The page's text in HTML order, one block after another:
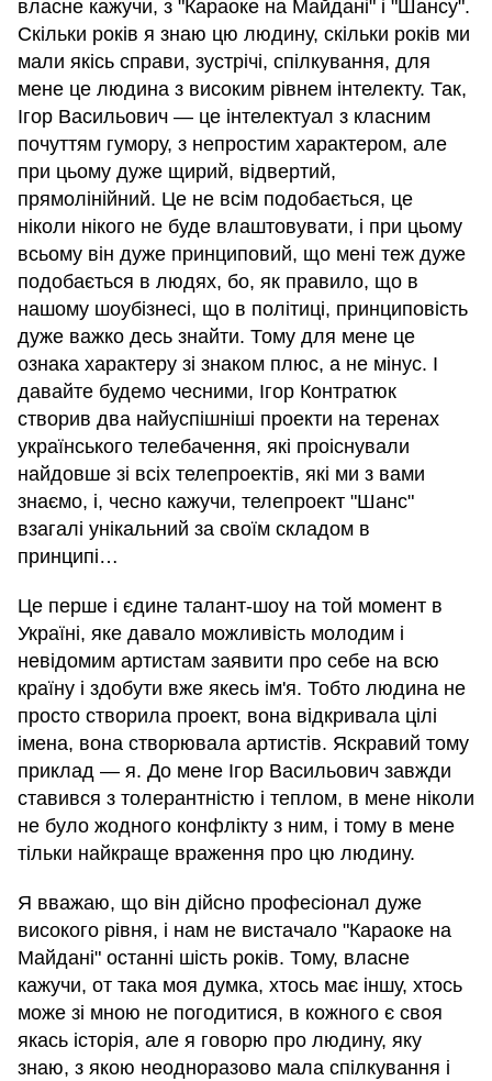
власне кажучи, з "Караоке на Майдані" і "Шансу".
Скільки років я знаю цю людину, скільки років ми
мали якісь справи, зустрічі, спілкування, для
мене це людина з високим рівнем інтелекту. Так,
Ігор Васильович — це інтелектуал з класним
почуттям гумору, з непростим характером, але
при цьому дуже щирий, відвертий,
прямолінійний. Це не всім подобається, це
ніколи нікого не буде влаштовувати, і при цьому
всьому він дуже принциповий, що мені теж дуже
подобається в людях, бо, як правило, що в
нашому шоубізнесі, що в політиці, принциповість
дуже важко десь знайти. Тому для мене це
ознака характеру зі знаком плюс, а не мінус. І
давайте будемо чесними, Ігор Контратюк
створив два найуспішніші проекти на теренах
українського телебачення, які проіснували
найдовше зі всіх телепроектів, які ми з вами
знаємо, і, чесно кажучи, телепроект "Шанс"
взагалі унікальний за своїм складом в
принципі…
Це перше і єдине талант-шоу на той момент в
Україні, яке давало можливість молодим і
невідомим артистам заявити про себе на всю
країну і здобути вже якесь ім'я. Тобто людина не
просто створила проект, вона відкривала цілі
імена, вона створювала артистів. Яскравий тому
приклад — я. До мене Ігор Васильович завжди
ставився з толерантністю і теплом, в мене ніколи
не було жодного конфлікту з ним, і тому в мене
тільки найкраще враження про цю людину.
Я вважаю, що він дійсно професіонал дуже
високого рівня, і нам не вистачало "Караоке на
Майдані" останні шість років. Тому, власне
кажучи, от така моя думка, хтось має іншу, хтось
може зі мною не погодитися, в кожного є своя
якась історія, але я говорю про людину, яку
знаю, з якою неодноразово мала спілкування і